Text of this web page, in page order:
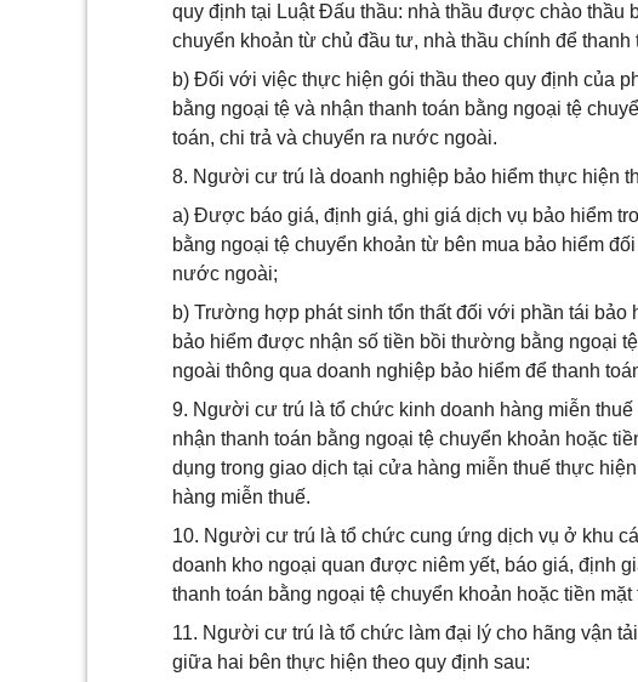
quy định tại Luật Đấu thầu: nhà thầu được chào thầu
chuyển khoản từ chủ đầu tư, nhà thầu chính để
b) Đối với việc thực hiện gói thầu theo quy định của
bằng ngoại tệ và nhận thanh toán bằng ngoại tệ
toán, chi trả và chuyển ra nước ngoài.
8. Người cư trú là doanh nghiệp bảo hiểm thực hiện
a) Được báo giá, định giá, ghi giá dịch vụ bảo hiểm
bằng ngoại tệ chuyển khoản từ bên mua bảo hiểm
nước ngoài;
b) Trường hợp phát sinh tổn thất đối với phần tái
bảo hiểm được nhận số tiền bồi thường bằng ngoại
ngoài thông qua doanh nghiệp bảo hiểm để thanh
9. Người cư trú là tổ chức kinh doanh hàng miễn
nhận thanh toán bằng ngoại tệ chuyển khoản hoặc
dụng trong giao dịch tại cửa hàng miễn thuế thực
hàng miễn thuế.
10. Người cư trú là tổ chức cung ứng dịch vụ ở khu
doanh kho ngoại quan được niêm yết, báo giá, định
thanh toán bằng ngoại tệ chuyển khoản hoặc tiền
11. Người cư trú là tổ chức làm đại lý cho hãng vận
giữa hai bên thực hiện theo quy định sau: